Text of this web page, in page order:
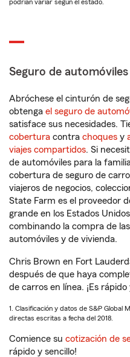
podrían variar según el estado.
Seguro de automóviles
Abróchese el cinturón de
obtenga el seguro de
satisface sus necesidades.
cobertura contra choques y
viajes compartidos. Si
de automóviles para la
cobertura de seguro de
viajeros de negocios,
State Farm es el proveedor
grande en los Estados Unidos
combinando la compra de
automóviles y de vivienda.
Chris Brown en Fort
después de que haya
de carros en línea. ¡Es rápido
1. Clasificación y datos de S&P Global
directas escritas a fecha del 2018.
Comience su cotización de
rápido y sencillo!